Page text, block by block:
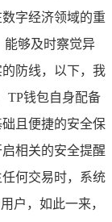
字经济领域的重
能够及时察觉异
防线，以下，我
TP钱包自身配备
且便捷的安全保
相关的安全提醒
何交易时，系统
户，如此一来，